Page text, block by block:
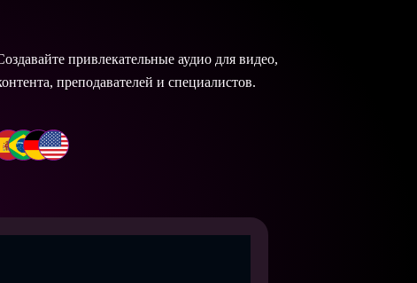
привлекательные аудио для видео,
преподавателей и специалистов.